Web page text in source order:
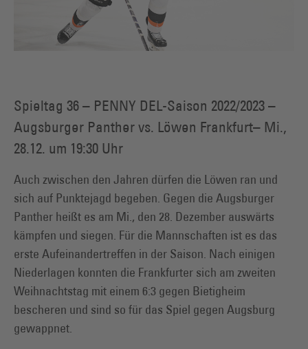
Spieltag 36 – PENNY DEL-Saison 2022/2023 –
Augsburger Panther vs. Löwen Frankfurt– Mi.,
28.12. um 19:30 Uhr
Auch zwischen den Jahren dürfen die Löwen ran und
sich auf Punktejagd begeben. Gegen die Augsburger
Panther heißt es am Mi., den 28. Dezember auswärts
kämpfen und siegen. Für die Mannschaften ist es das
erste Aufeinandertreffen in der Saison. Nach einigen
Niederlagen konnten die Frankfurter sich am zweiten
Weihnachtstag mit einem 6:3 gegen Bietigheim
bescheren und sind so für das Spiel gegen Augsburg
gewappnet.